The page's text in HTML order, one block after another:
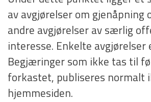
av avgjørelser om gjenåpning
andre avgjørelser av særlig
interesse. Enkelte
Begjæringer som ikke tas til
forkastet, publiseres normalt
hjemmesiden.